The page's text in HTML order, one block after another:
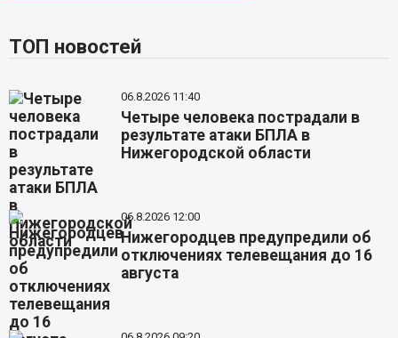
ТОП новостей
06.8.2026 11:40
Четыре человека пострадали в
результате атаки БПЛА в
Нижегородской области
06.8.2026 12:00
Нижегородцев предупредили об
отключениях телевещания до 16
августа